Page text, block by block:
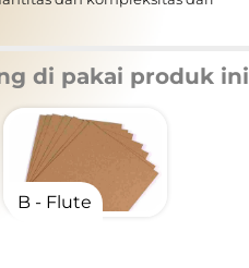
di pakai produk ini
B - Flute